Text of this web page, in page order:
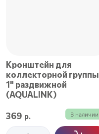
Кронштейн для
коллекторной группы
1" раздвижной
(AQUALINK)
В наличии
369 р.